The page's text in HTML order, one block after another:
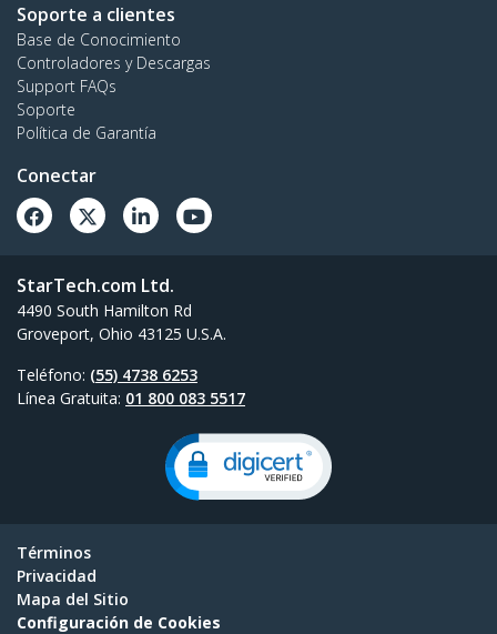
Soporte a clientes
Base de Conocimiento
Controladores y Descargas
Support FAQs
Soporte
Política de Garantía
Conectar
StarTech.com Ltd.
4490 South Hamilton Rd
Groveport, Ohio 43125 U.S.A.
Teléfono: (55) 4738 6253
Línea Gratuita: 01 800 083 5517
Términos
Privacidad
Mapa del Sitio
Configuración de Cookies